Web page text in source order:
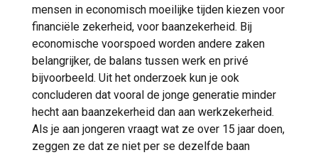
mensen in economisch moeilijke tijden kiezen voor
financiële zekerheid, voor baanzekerheid. Bij
economische voorspoed worden andere zaken
belangrijker, de balans tussen werk en privé
bijvoorbeeld. Uit het onderzoek kun je ook
concluderen dat vooral de jonge generatie minder
hecht aan baanzekerheid dan aan werkzekerheid.
Als je aan jongeren vraagt wat ze over 15 jaar doen,
zeggen ze dat ze niet per se dezelfde baan